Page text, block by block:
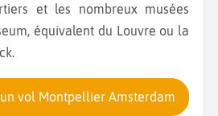
et les nombreux musées
équivalent du Louvre ou la
un vol Montpellier Amsterdam